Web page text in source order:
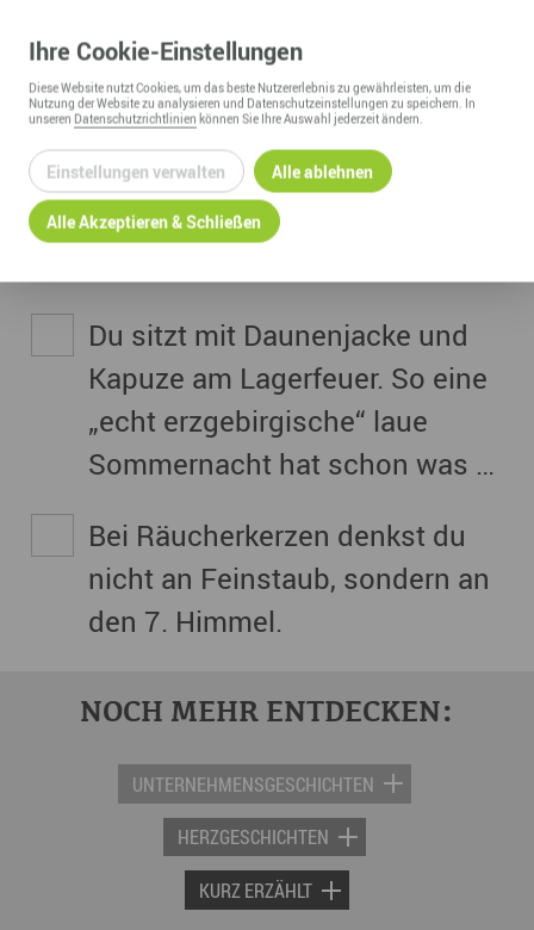
Du „friemelst“ ( = werkelst,
tüftelst) samstags im
Schuppen oder in der Garage –
Arbeitshose statt Jogginghose
Du sitzt mit Daunenjacke und
Kapuze am Lagerfeuer. So eine
„echt erzgebirgische“ laue
Sommernacht hat schon was …
Bei Räucherkerzen denkst du
nicht an Feinstaub, sondern an
den 7. Himmel.
NOCH MEHR ENTDECKEN:
UNTERNEHMENSGESCHICHTEN
HERZGESCHICHTEN
KURZ ERZÄHLT
Ihre Cookie-Einstellungen
DieseWebsitenutzt Cookies, um das beste Nutzererlebnis zu gewährleisten, um die
Nutzung derWebsitezu analysieren und Datenschutzeinstellungen zu speichern. In
unseren Datenschutzrichtlinien können Sie Ihre Auswahl jederzeit ändern.
Einstellungen verwalten Alle ablehnen
Alle Akzeptieren & Schließen